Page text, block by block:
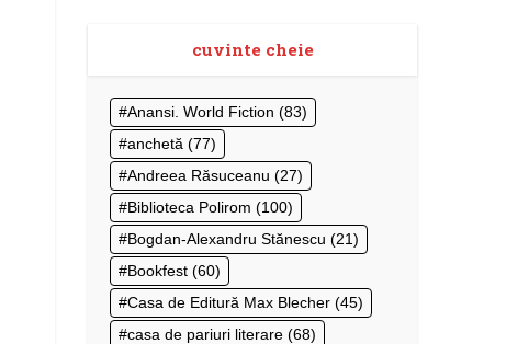
cuvinte cheie
Anansi. World Fiction (83)
anchetă (77)
Andreea Răsuceanu (27)
Biblioteca Polirom (100)
Bogdan-Alexandru Stănescu (21)
Bookfest (60)
Casa de Editură Max Blecher (45)
casa de pariuri literare (68)